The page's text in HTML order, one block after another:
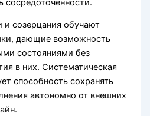
сосредоточенности.
и созерцания обучают
дающие возможность
состояниями без
в них. Систематическая
способность сохранять
автономно от внешних